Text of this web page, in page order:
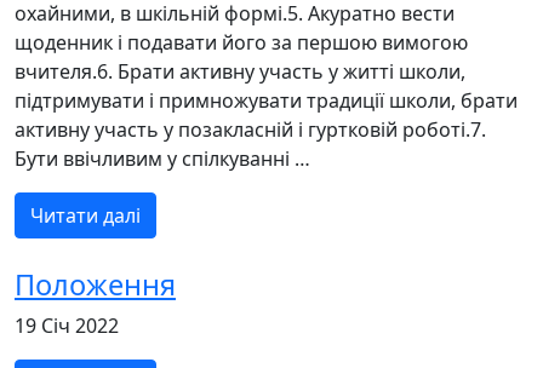
охайними, в шкільній формі.5. Акуратно вести
щоденник і подавати його за першою вимогою
вчителя.6. Брати активну участь у житті школи,
підтримувати і примножувати традиції школи, брати
активну участь у позакласній і гуртковій роботі.7.
Бути ввічливим у спілкуванні …
Читати далі
Положення
19 Січ 2022